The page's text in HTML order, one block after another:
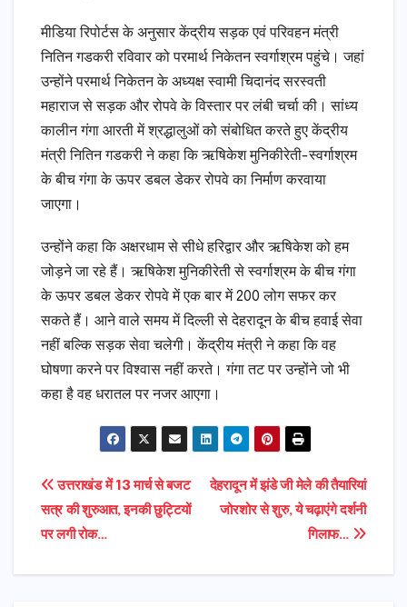
मीडिया रिपोर्टस के अनुसार केंद्रीय सड़क एवं परिवहन मंत्री
नितिन गडकरी रविवार को परमार्थ निकेतन स्वर्गाश्रम पहुंचे। जहां
उन्होंने परमार्थ निकेतन के अध्यक्ष स्वामी चिदानंद सरस्वती
महाराज से सड़क और रोपवे के विस्तार पर लंबी चर्चा की। सांध्य
कालीन गंगा आरती में श्रद्धालुओं को संबोधित करते हुए केंद्रीय
मंत्री नितिन गडकरी ने कहा कि ऋषिकेश मुनिकीरेती-स्वर्गाश्रम
के बीच गंगा के ऊपर डबल डेकर रोपवे का निर्माण करवाया
जाएगा।
उन्होंने कहा कि अक्षरधाम से सीधे हरिद्वार और ऋषिकेश को हम
जोड़ने जा रहे हैं। ऋषिकेश मुनिकीरेती से स्वर्गाश्रम के बीच गंगा
के ऊपर डबल डेकर रोपवे में एक बार में 200 लोग सफर कर
सकते हैं। आने वाले समय में दिल्ली से देहरादून के बीच हवाई सेवा
नहीं बल्कि सड़क सेवा चलेगी। केंद्रीय मंत्री ने कहा कि वह
घोषणा करने पर विश्वास नहीं करते। गंगा तट पर उन्होंने जो भी
कहा है वह धरातल पर नजर आएगा।
Post
navigation
देहरादून में झंडे जी मेले की तैयारियां
जोरशोर से शुरु, ये चढ़ाएंगे दर्शनी
गिलाफ…
उत्तराखंड में 13 मार्च से बजट
सत्र की शुरुआत, इनकी छुट्टियों
पर लगी रोक…